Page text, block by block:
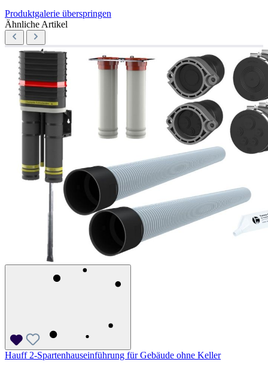
Produktgalerie überspringen
Ähnliche Artikel
Hauff 2-Spartenhauseinführung für Gebäude ohne Keller